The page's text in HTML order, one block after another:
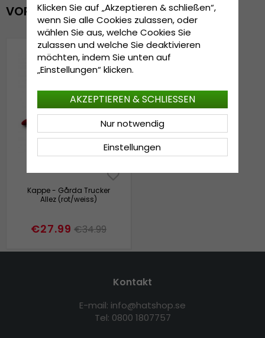
VOR KURZEM ANGESEHEN
Kappe - Gårda Trucker
Allez (rot/weiss)
€27.99 €34.99
Kontakt
E-mail: info@hatshop.se
Tel: 0800 1807757
Klicken Sie auf „Akzeptieren & schließen“,
wenn Sie alle Cookies zulassen, oder
wählen Sie aus, welche Cookies Sie
zulassen und welche Sie deaktivieren
möchten, indem Sie unten auf
„Einstellungen“ klicken.
Einstellungen
Nur notwendig
AKZEPTIEREN & SCHLIESSEN